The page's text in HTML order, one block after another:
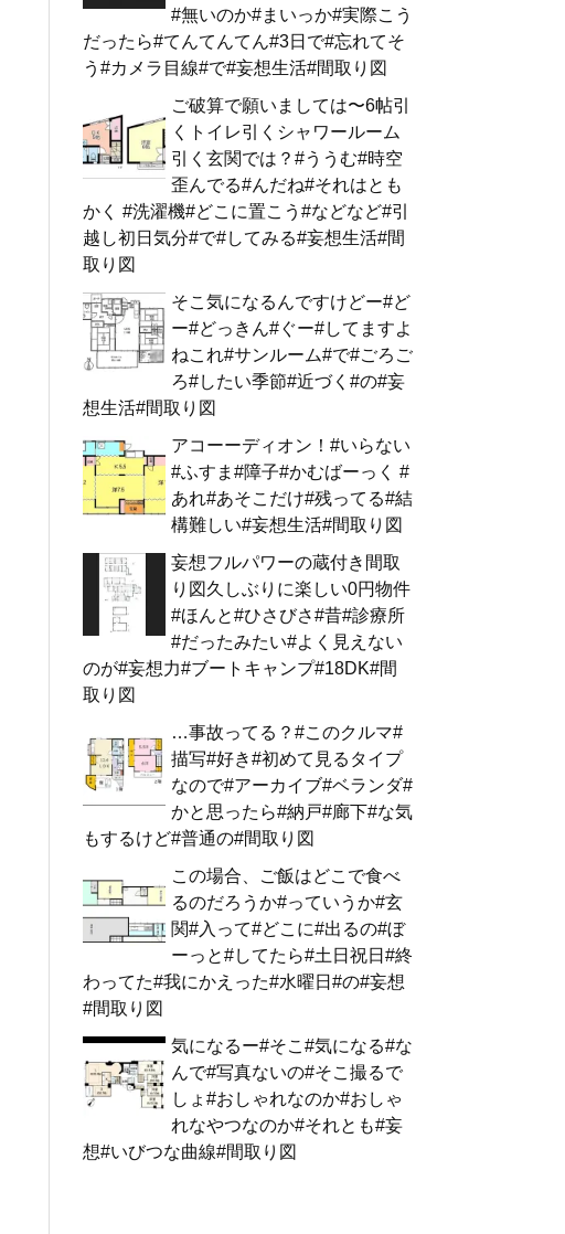
#無いのか#まいっか#実際こう
だったら#てんてんてん#3日で#忘れてそ
う#カメラ目線#で#妄想生活#間取り図
ご破算で願いましては〜6帖引
くトイレ引くシャワールーム
引く玄関では？#ううむ#時空
歪んでる#んだね#それはとも
かく #洗濯機#どこに置こう#などなど#引
越し初日気分#で#してみる#妄想生活#間
取り図
そこ気になるんですけどー#ど
ー#どっきん#ぐー#してますよ
ねこれ#サンルーム#で#ごろご
ろ#したい季節#近づく#の#妄
想生活#間取り図
アコーーディオン！#いらない
#ふすま#障子#かむばーっく #
あれ#あそこだけ#残ってる#結
構難しい#妄想生活#間取り図
妄想フルパワーの蔵付き間取
り図久しぶりに楽しい0円物件
#ほんと#ひさびさ#昔#診療所
#だったみたい#よく見えない
のが#妄想力#ブートキャンプ#18DK#間
取り図
…事故ってる？#このクルマ#
描写#好き#初めて見るタイプ
なので#アーカイブ#ベランダ#
かと思ったら#納戸#廊下#な気
もするけど#普通の#間取り図
この場合、ご飯はどこで食べ
るのだろうか#っていうか#玄
関#入って#どこに#出るの#ぼ
ーっと#してたら#土日祝日#終
わってた#我にかえった#水曜日#の#妄想
#間取り図
気になるー#そこ#気になる#な
んで#写真ないの#そこ撮るで
しょ#おしゃれなのか#おしゃ
れなやつなのか#それとも#妄
想#いびつな曲線#間取り図